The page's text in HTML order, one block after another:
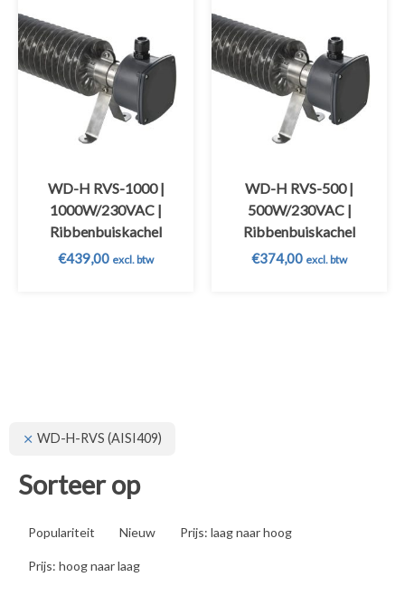
WD-H-RVS (AISI409)
Sorteer op
Populariteit Nieuw Prijs: laag naar hoog
Prijs: hoog naar laag
WD-H RVS-1000 |
1000W/230VAC |
Ribbenbuiskachel
€439,00 excl. btw
WD-H RVS-500 |
500W/230VAC |
Ribbenbuiskachel
€374,00 excl. btw